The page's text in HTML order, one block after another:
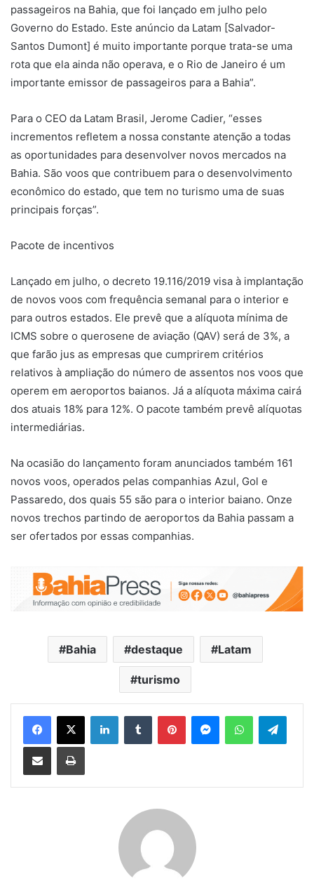
passageiros na Bahia, que foi lançado em julho pelo
Governo do Estado. Este anúncio da Latam [Salvador-
Santos Dumont] é muito importante porque trata-se uma
rota que ela ainda não operava, e o Rio de Janeiro é um
importante emissor de passageiros para a Bahia”.
Para o CEO da Latam Brasil, Jerome Cadier, “esses
incrementos refletem a nossa constante atenção a todas
as oportunidades para desenvolver novos mercados na
Bahia. São voos que contribuem para o desenvolvimento
econômico do estado, que tem no turismo uma de suas
principais forças”.
Pacote de incentivos
Lançado em julho, o decreto 19.116/2019 visa à implantação
de novos voos com frequência semanal para o interior e
para outros estados. Ele prevê que a alíquota mínima de
ICMS sobre o querosene de aviação (QAV) será de 3%, a
que farão jus as empresas que cumprirem critérios
relativos à ampliação do número de assentos nos voos que
operem em aeroportos baianos. Já a alíquota máxima cairá
dos atuais 18% para 12%. O pacote também prevê alíquotas
intermediárias.
Na ocasião do lançamento foram anunciados também 161
novos voos, operados pelas companhias Azul, Gol e
Passaredo, dos quais 55 são para o interior baiano. Onze
novos trechos partindo de aeroportos da Bahia passam a
ser ofertados por essas companhias.
Bahia destaque Latam
turismo